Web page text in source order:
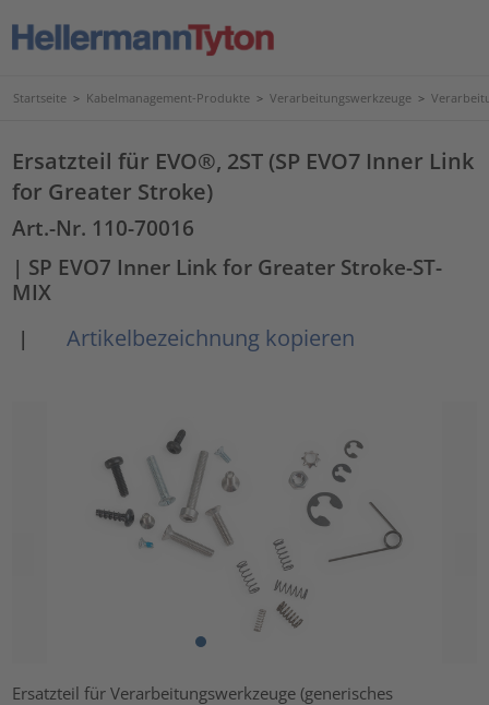
Startseite > Kabelmanagement-Produkte > Verarbeitungswerkzeuge >
Ersatzteil für EVO®, 2ST (SP EVO7 Inner Link
for Greater Stroke)
Art.-Nr. 110-70016
| SP EVO7 Inner Link for Greater Stroke-ST-
MIX
|
Artikelbezeichnung kopieren
Ersatzteil für Verarbeitungswerkzeuge (generisches